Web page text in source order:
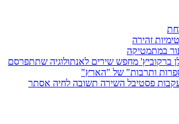
זהירה
במתמטיקה
ברקוביץ' מחפש שירים לאנתולוגיה שתתפרסם
ותרבות" של "הארץ"
פסטיבל השירה תשובה לחיה אסתר